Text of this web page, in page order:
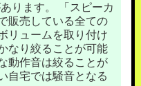
ります。 「スピーカ
販売している全ての
リュームを取り付け
なり絞ることが可能
動作音は絞ることが
自宅では騒音となる